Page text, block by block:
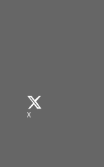
X